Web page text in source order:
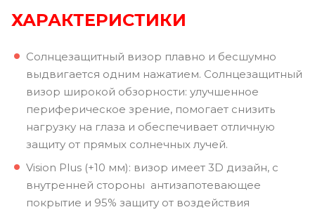
ХАРАКТЕРИСТИКИ
Солнцезащитный визор плавно и бесшумно
выдвигается одним нажатием. Солнцезащитный
визор широкой обзорности: улучшенное
периферическое зрение, помогает снизить
нагрузку на глаза и обеспечивает отличную
защиту от прямых солнечных лучей.
Vision Plus (+10 мм): визор имеет 3D дизайн, с
внутренней стороны антизапотевающее
покрытие и 95% защиту от воздействия